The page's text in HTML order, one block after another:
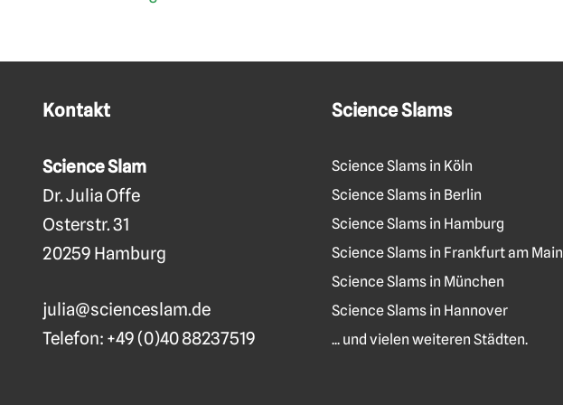
Kontakt
Science Slam
Dr. Julia Offe
Osterstr. 31
20259 Hamburg
julia@scienceslam.de
Telefon: +49 (0)40 88237519
Science Slams
Science Slams in Köln
Science Slams in Berlin
Science Slams in Hamburg
Science Slams in Frankfurt am Main
Science Slams in München
Science Slams in Hannover
... und vielen weiteren Städten.